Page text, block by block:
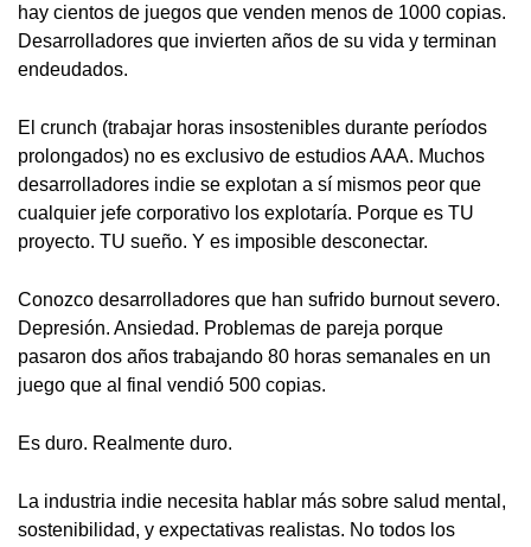
hay cientos de juegos que venden menos de 1000 copias.
Desarrolladores que invierten años de su vida y terminan
endeudados.
El crunch (trabajar horas insostenibles durante períodos
prolongados) no es exclusivo de estudios AAA. Muchos
desarrolladores indie se explotan a sí mismos peor que
cualquier jefe corporativo los explotaría. Porque es TU
proyecto. TU sueño. Y es imposible desconectar.
Conozco desarrolladores que han sufrido burnout severo.
Depresión. Ansiedad. Problemas de pareja porque
pasaron dos años trabajando 80 horas semanales en un
juego que al final vendió 500 copias.
Es duro. Realmente duro.
La industria indie necesita hablar más sobre salud mental,
sostenibilidad, y expectativas realistas. No todos los